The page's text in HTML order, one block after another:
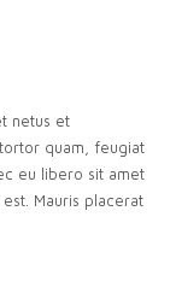
netus et
quam, feugiat
eu libero sit amet
Mauris placerat